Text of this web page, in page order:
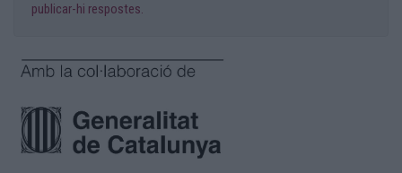
publicar-hi respostes.